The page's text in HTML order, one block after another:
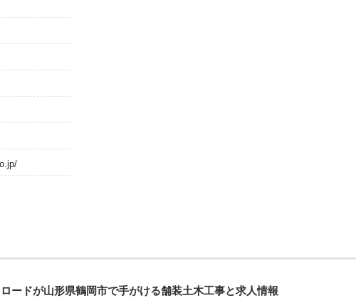
ードが山形県鶴岡市で手がける舗装土木工事と求人情報